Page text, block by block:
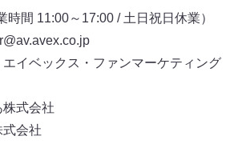
時間 11:00～17:00 / 土日祝日休業）
イベックス・ファンマーケティング
式会社
会社